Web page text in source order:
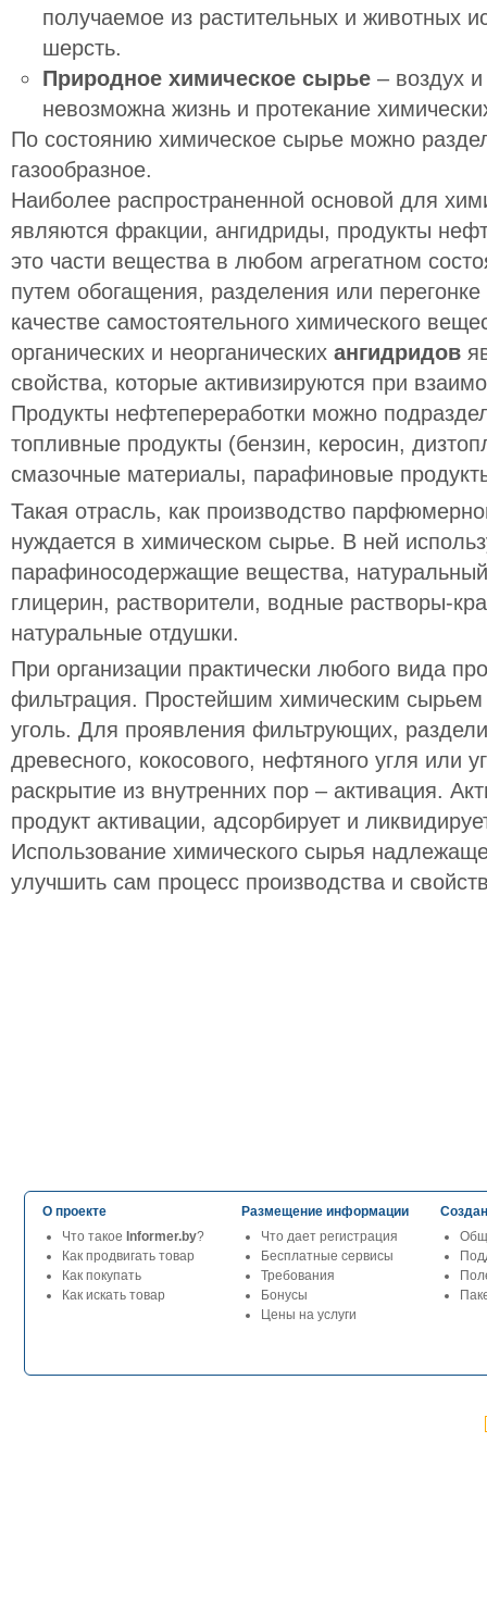
получаемое из растительных и животных
шерсть.
Природное химическое сырье– воздух и
невозможна жизнь и протекание
По состоянию химическое сырье можно
газообразное.
Наиболее распространенной основой для
являются фракции, ангидриды, продукты
это части вещества в любом агрегатном
путем обогащения, разделения или
качестве самостоятельного химического
органических и неорганических ангидридов
свойства, которые активизируются при
Продукты нефтепереработки можно
топливные продукты (бензин, керосин,
смазочные материалы, парафиновые
Такая отрасль, как производство
нуждается в химическом сырье. В ней
парафиносодержащие вещества,
глицерин, растворители, водные растворы-
натуральные отдушки.
При организации практически любого вида
фильтрация. Простейшим химическим
уголь. Для проявления фильтрующих,
древесного, кокосового, нефтяного угля или
раскрытие из внутренних пор – активация.
продукт активации, адсорбирует и
Использование химического сырья
улучшить сам процесс производства и
О проекте
Что такое Informer.by?
Как продвигать товар
Как покупать
Как искать товар
Размещение информации
Что дает регистрация
Бесплатные сервисы
Требования
Бонусы
Цены на услуги